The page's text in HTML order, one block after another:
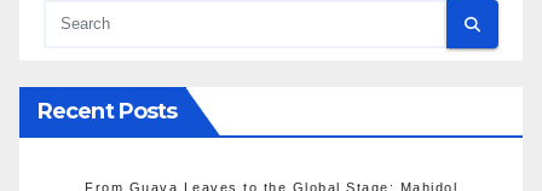
Recent Posts
From Guava Leaves to the Global Stage: Mahidol